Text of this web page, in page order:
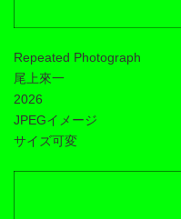
Repeated Photograph
尾上來一
2026
JPEGイメージ
サイズ可変